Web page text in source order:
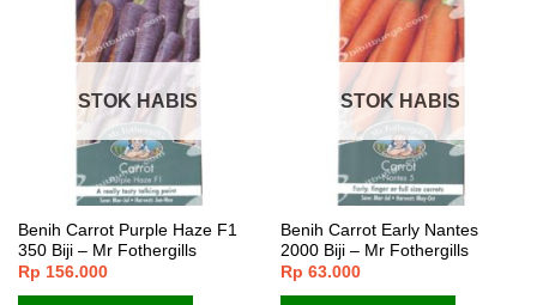
STOK HABIS
Benih Carrot Purple Haze F1
350 Biji – Mr Fothergills
Rp 156.000
STOK HABIS
Benih Carrot Early Nantes
2000 Biji – Mr Fothergills
Rp 63.000